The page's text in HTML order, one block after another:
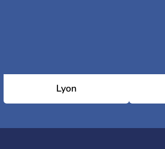
Lyon